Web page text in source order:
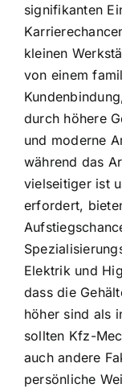
signifikanten
kleinen
von einem
durch höhere
und moderne
während das
vielseitiger ist
erfordert,
Elektrik und
dass die
höher sind als
sollten Kfz-
auch andere
persönliche